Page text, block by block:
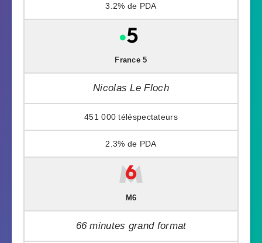
3.2%
France 5
Nicolas Le Floch
451 000
2.3%
M6
66 minutes grand format